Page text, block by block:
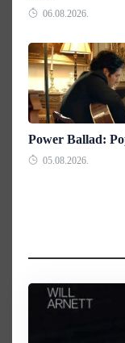
06.08.2026.
Power Ballad:
05.08.2026.